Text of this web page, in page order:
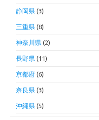
静岡県 (3)
三重県 (8)
神奈川県 (2)
長野県 (11)
京都府 (6)
奈良県 (3)
沖縄県 (5)